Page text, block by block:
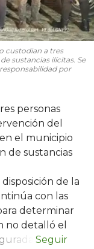
custodian a tres
sustancias ilícitas. Se
por
personas
del
el municipio
de sustancias
de la
con las
determinar
no detalló el